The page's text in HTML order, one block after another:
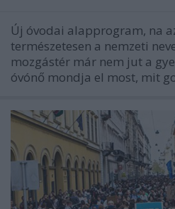
Új óvodai alapprogram, na
természetesen a nemzeti
mozgástér már nem jut a
óvónő mondja el most, mit